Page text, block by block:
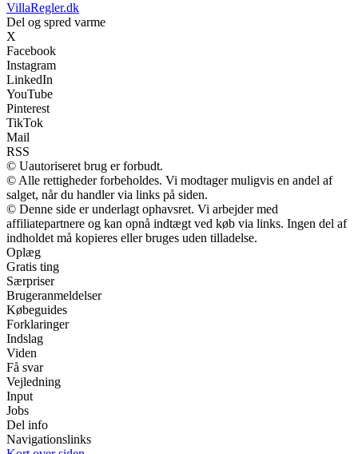
VillaRegler.dk
Del og spred varme
X
Facebook
Instagram
LinkedIn
YouTube
Pinterest
TikTok
Mail
RSS
© Uautoriseret brug er forbudt.
© Alle rettigheder forbeholdes. Vi modtager muligvis en andel af
salget, når du handler via links på siden.
© Denne side er underlagt ophavsret. Vi arbejder med
affiliatepartnere og kan opnå indtægt ved køb via links. Ingen del af
indholdet må kopieres eller bruges uden tilladelse.
Oplæg
Gratis ting
Særpriser
Brugeranmeldelser
Købeguides
Forklaringer
Indslag
Viden
Få svar
Vejledning
Input
Jobs
Del info
Navigationslinks